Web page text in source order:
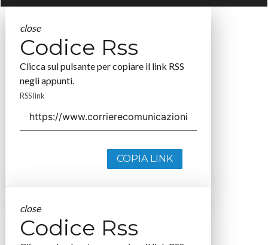
close
Codice Rss
Clicca sul pulsante per copiare il link RSS
negli appunti.
RSS link
COPIA LINK
close
Codice Rss